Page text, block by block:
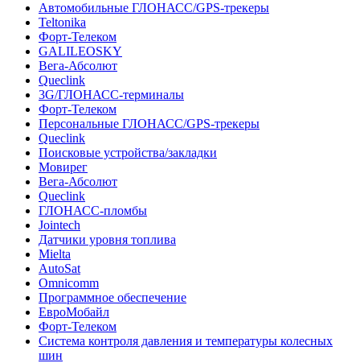
Автомобильные ГЛОНАСС/GPS-трекеры
Teltonika
Форт-Телеком
GALILEOSKY
Вега-Абсолют
Queclink
3G/ГЛОНАСС-терминалы
Форт-Телеком
Персональные ГЛОНАСС/GPS-трекеры
Queclink
Поисковые устройства/закладки
Мовирег
Вега-Абсолют
Queclink
ГЛОНАСС-пломбы
Jointech
Датчики уровня топлива
Mielta
AutoSat
Omnicomm
Программное обеспечение
ЕвроМобайл
Форт-Телеком
Система контроля давления и температуры колесных
шин